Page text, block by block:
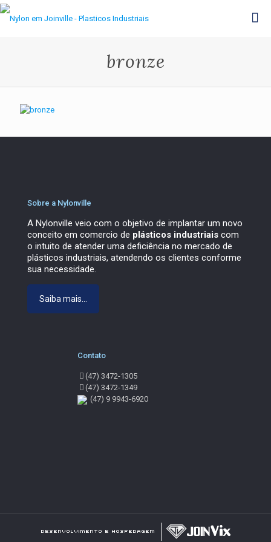
bronze
Sobre a Nylonville
A Nylonville veio com o objetivo de implantar um novo
conceito em comercio de plásticos industriais com
o intuito de atender uma deficiência no mercado de
plásticos industriais, atendendo os clientes conforme
sua necessidade.
Saiba mais...
Contato
(47) 3472-1305
(47) 3472-1349
(47) 9 9943-6920